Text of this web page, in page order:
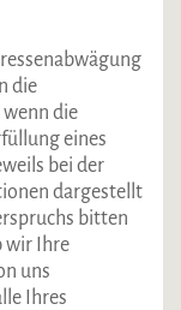
die
die
eines
bei der
dargestellt
bitten
wir Ihre
uns
Ihres